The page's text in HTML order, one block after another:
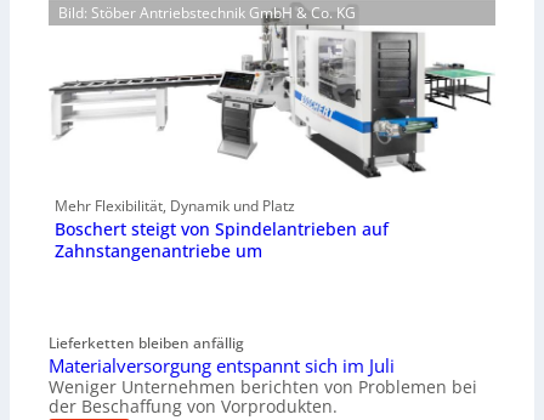
Bild: Stöber Antriebstechnik GmbH & Co. KG
Mehr Flexibilität, Dynamik und Platz
Boschert steigt von Spindelantrieben auf
Zahnstangenantriebe um
Lieferketten bleiben anfällig
Materialversorgung entspannt sich im Juli
Weniger Unternehmen berichten von Problemen bei
der Beschaffung von Vorprodukten.